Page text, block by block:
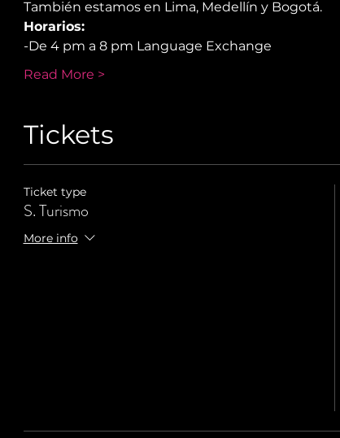
También estamos en Lima, Medellín y Bogotá.
Horarios:
-De 4 pm a 8 pm Language Exchange
Read More >
Tickets
Ticket type
S. Turismo
More info